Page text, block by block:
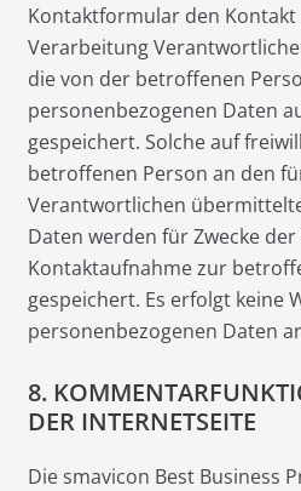
Kontaktformular den
Verarbeitung
die von der betroffenen
personenbezogenen Daten
gespeichert. Solche auf
betroffenen Person an den
Verantwortlichen
Daten werden für Zwecke
Kontaktaufnahme zur
gespeichert. Es erfolgt keine
personenbezogenen Daten
8.
DER INTERNETSEITE
Die smavicon Best Business